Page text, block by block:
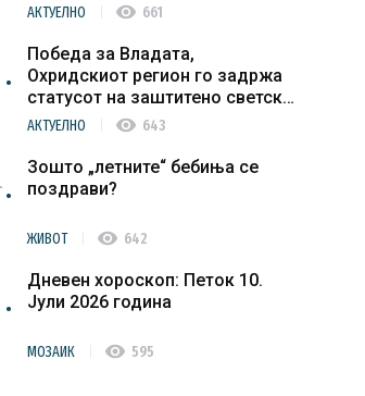
АКТУЕЛНО visibility 661
Победа за Владата,
Охридскиот регион го задржа
статусот на заштитено светско
културно наследство
АКТУЕЛНО visibility 643
Зошто „летните“ бебиња се
поздрави?
ЖИВОТ visibility 642
Дневен хороскоп: Петок 10.
Јули 2026 година
МОЗАИК visibility 595